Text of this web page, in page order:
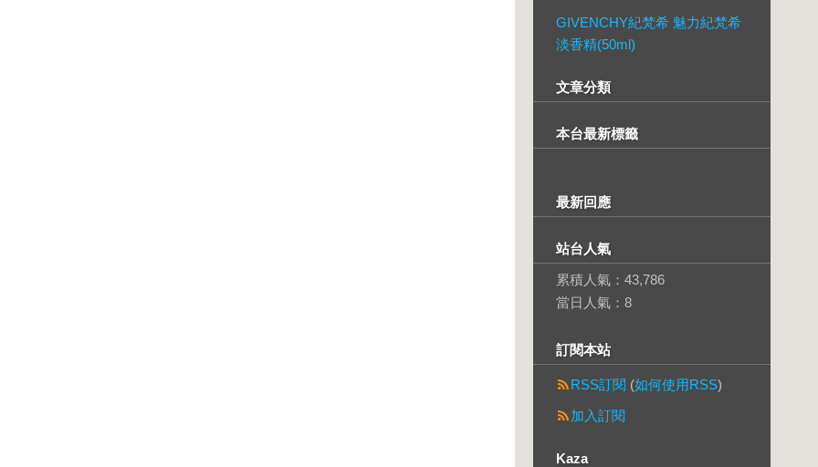
GIVENCHY紀梵希 魅力紀梵希
淡香精(50ml)
文章分類
本台最新標籤
最新回應
站台人氣
累積人氣： 43,786
當日人氣： 8
訂閱本站
RSS訂閱 (如何使用RSS)
加入訂閱
Kaza